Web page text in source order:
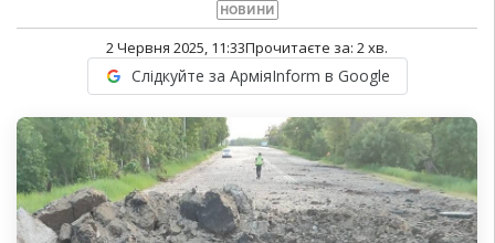
НОВИНИ
2 Червня 2025, 11:33Прочитаєте за: 2хв.
Слідкуйте за АрміяInform в Google